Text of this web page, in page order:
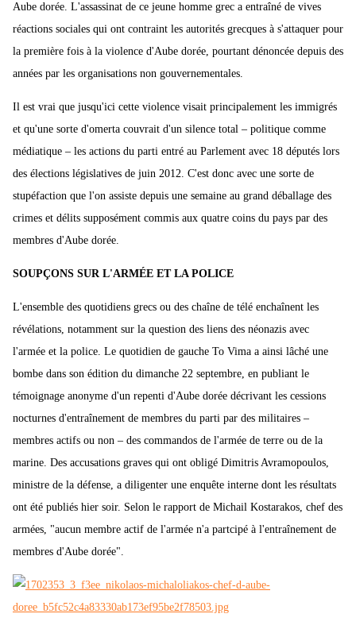
Aube dorée. L'assassinat de ce jeune homme grec a entraîné de vives
réactions sociales qui ont contraint les autorités grecques à s'attaquer pour
la première fois à la violence d'Aube dorée, pourtant dénoncée depuis des
années par les organisations non gouvernementales.
Il est vrai que jusqu'ici cette violence visait principalement les immigrés
et qu'une sorte d'omerta couvrait d'un silence total – politique comme
médiatique – les actions du parti entré au Parlement avec 18 députés lors
des élections législatives de juin 2012. C'est donc avec une sorte de
stupéfaction que l'on assiste depuis une semaine au grand déballage des
crimes et délits supposément commis aux quatre coins du pays par des
membres d'Aube dorée.
SOUPÇONS SUR L'ARMÉE ET LA POLICE
L'ensemble des quotidiens grecs ou des chaîne de télé enchaînent les
révélations, notamment sur la question des liens des néonazis avec
l'armée et la police. Le quotidien de gauche To Vima a ainsi lâché une
bombe dans son édition du dimanche 22 septembre, en publiant le
témoignage anonyme d'un repenti d'Aube dorée décrivant les cessions
nocturnes d'entraînement de membres du parti par des militaires –
membres actifs ou non – des commandos de l'armée de terre ou de la
marine. Des accusations graves qui ont obligé Dimitris Avramopoulos,
ministre de la défense, a diligenter une enquête interne dont les résultats
ont été publiés hier soir. Selon le rapport de Michail Kostarakos, chef des
armées, "aucun membre actif de l'armée n'a partcipé à l'entraînement de
membres d'Aube dorée".